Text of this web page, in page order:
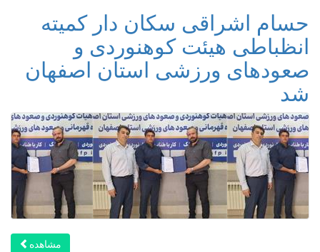
حسام اشراقی سکان دار کمیته
انظباطی هیئت کوهنوردی و
صعودهای ورزشی استان اصفهان
شد
مشاهده